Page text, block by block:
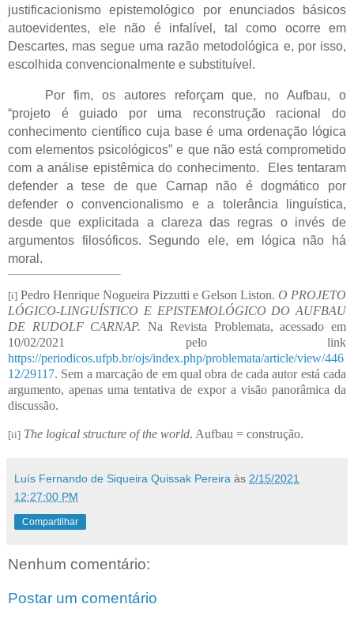
justificacionismo epistemológico por enunciados básicos
autoevidentes, ele não é infalível, tal como ocorre em
Descartes, mas segue uma razão metodológica e, por isso,
escolhida convencionalmente e substituível.
Por fim, os autores reforçam que, no Aufbau, o
“projeto é guiado por uma reconstrução racional do
conhecimento científico cuja base é uma ordenação lógica
com elementos psicológicos” e que não está comprometido
com a análise epistêmica do conhecimento. Eles tentaram
defender a tese de que Carnap não é dogmático por
defender o convencionalismo e a tolerância linguística,
desde que explicitada a clareza das regras o invés de
argumentos filosóficos. Segundo ele, em lógica não há
moral.
[i] Pedro Henrique Nogueira Pizzutti e Gelson Liston. O PROJETO
LÓGICO-LINGUÍSTICO E EPISTEMOLÓGICO DO AUFBAU
DE RUDOLF CARNAP. Na Revista Problemata, acessado em
10/02/2021 pelo link
https://periodicos.ufpb.br/ojs/index.php/problemata/article/view/446
12/29117. Sem a marcação de em qual obra de cada autor está cada
argumento, apenas uma tentativa de expor a visão panorâmica da
discussão.
[ii] The logical structure of the world. Aufbau = construção.
Luís Fernando de Siqueira Quissak Pereira às 2/15/2021
12:27:00 PM
Compartilhar
Nenhum comentário:
Postar um comentário